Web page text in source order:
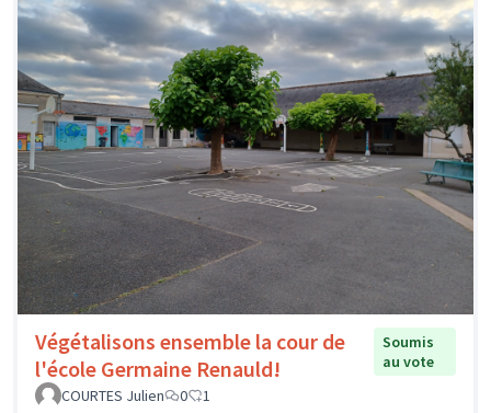
Végétalisons ensemble la cour de
l'école Germaine Renauld!
Soumis
au vote
COURTES Julien
0 1